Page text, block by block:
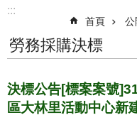
:::
首頁 公
勞務採購決標
決標公告[標案案號
區大林里活動中心新